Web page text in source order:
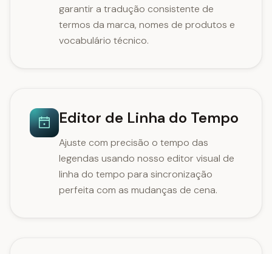
garantir a tradução consistente de
termos da marca, nomes de produtos e
vocabulário técnico.
Editor de Linha do Tempo
Ajuste com precisão o tempo das
legendas usando nosso editor visual de
linha do tempo para sincronização
perfeita com as mudanças de cena.